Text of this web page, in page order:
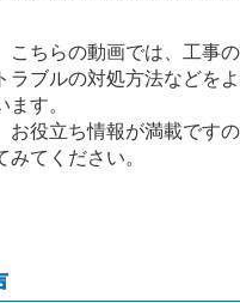
こちらの動画では、工事
トラブルの対処方法などを
ます。
お役立ち情報が満載です
みてください。